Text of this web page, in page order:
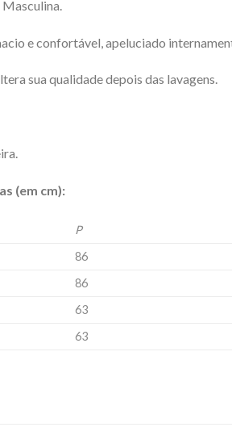
e confortável, apeluciado
sua qualidade depois das lavagens.
(em cm):
P
86
86
63
63